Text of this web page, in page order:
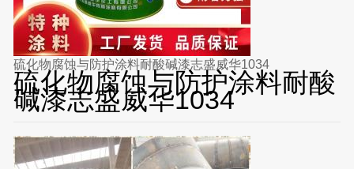
硫化物腐蚀与防护涂料耐酸碱漆志盛威华1034
硫化物腐蚀与防护涂料耐酸
碱漆志盛威华1034